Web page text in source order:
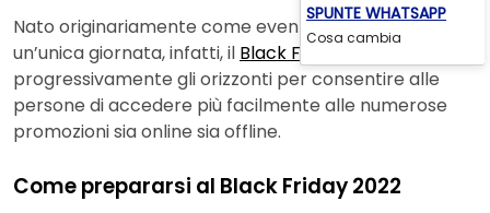
Nato originariamente come evento focalizzato su
un’unica giornata, infatti, il Black Friday
progressivamente gli orizzonti per consentire alle
persone di accedere più facilmente alle numerose
promozioni sia online sia offline.
Come prepararsi al Black Friday 2022
SPUNTE WHATSAPP
Cosa cambia